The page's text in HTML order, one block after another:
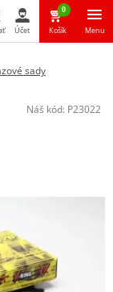
Účet
0
Košík Menu
sady
Náš kód: P23022